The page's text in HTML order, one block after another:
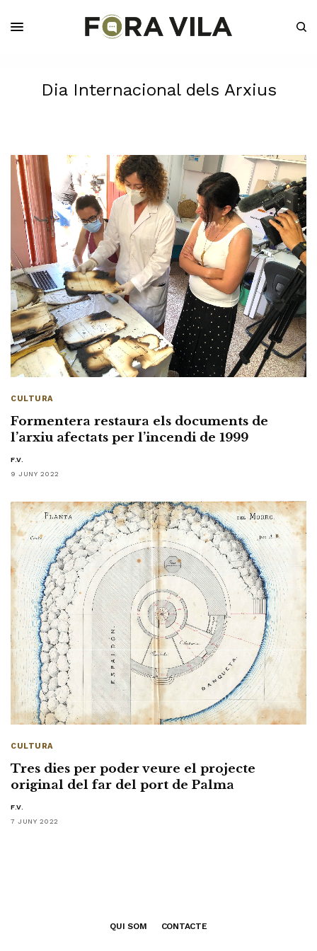
Dia Internacional dels Arxius
CULTURA
Formentera restaura els documents de
l’arxiu afectats per l’incendi de 1999
F.V.
9 JUNY 2022
CULTURA
Tres dies per poder veure el projecte
original del far del port de Palma
F.V.
7 JUNY 2022
QUI SOM CONTACTE